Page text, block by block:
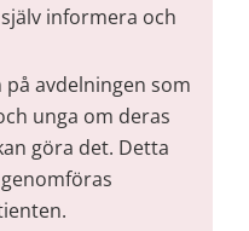
informera och
avdelningen som
unga om deras
göra det. Detta